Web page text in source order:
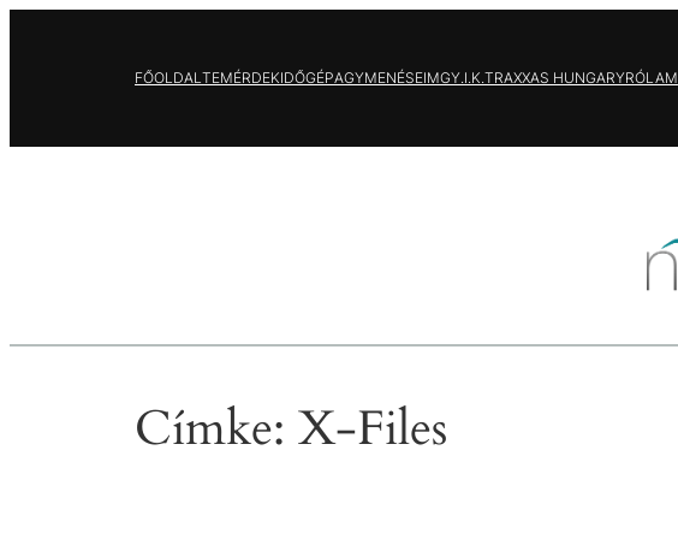
FŐOLDALTEMÉRDEKIDŐGÉPAGYMENÉSEIMGY.I.K.TRAXXAS HUNGARYRÓLAM
Címke: X-Files